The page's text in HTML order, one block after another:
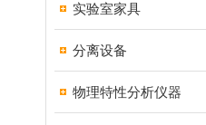
实验室家具
分离设备
物理特性分析仪器